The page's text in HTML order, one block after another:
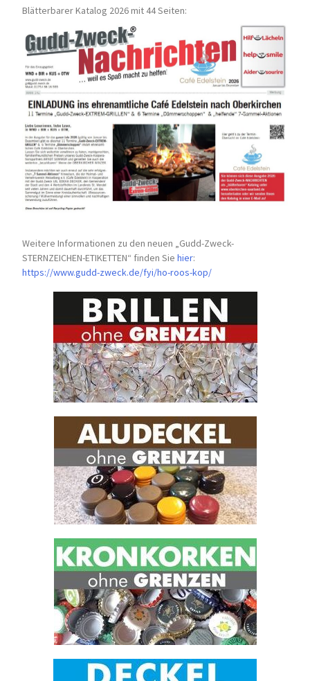
Blätterbarer Katalog 2026 mit 44 Seiten:
Weitere Informationen zu den neuen „Gudd-Zweck-
STERNZEICHEN-ETIKETTEN“ finden Siehier:
https://www.gudd-zweck.de/fyi/ho-roos-kop/